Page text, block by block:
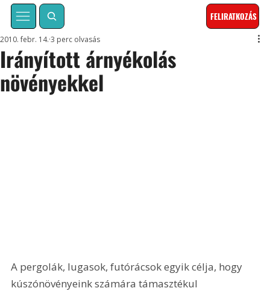
FELIRATKOZÁS
Irányított árnyékolás
növényekkel
2010. febr. 14. 3 perc olvasás
A pergolák, lugasok, futórácsok egyik célja, hogy
kúszónövényeink számára támasztékul